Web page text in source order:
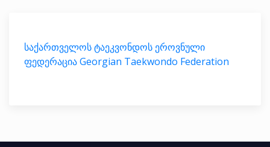
საქართველოს ტაეკვონდოს ეროვნული
ფედერაცია Georgian Taekwondo Federation